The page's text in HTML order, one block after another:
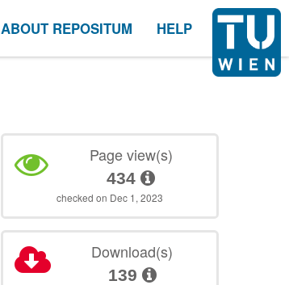
ABOUT REPOSITUM HELP
Page view(s)
434
checked on Dec 1, 2023
Download(s)
139